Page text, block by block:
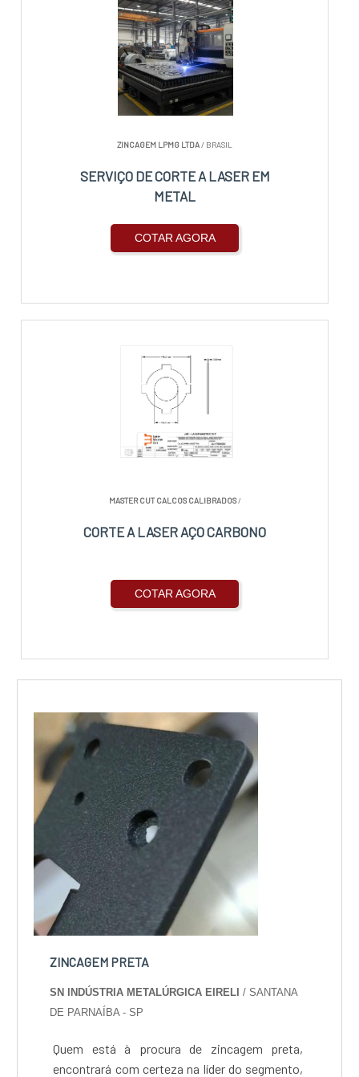
ZINCAGEM LPMG LTDA/ BRASIL
SERVIÇO DE CORTE A LASER EM
METAL
COTAR AGORA
MASTER CUT CALCOS CALIBRADOS/
CORTE A LASER AÇO CARBONO
COTAR AGORA
ZINCAGEM PRETA
SN INDÚSTRIA METALÚRGICA EIRELI/ SANTANA
DE PARNAÍBA - SP
Quem está à procura de zincagem preta,
encontrará com certeza na líder do segmento,